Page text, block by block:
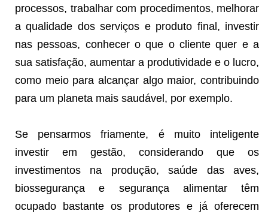
processos, trabalhar com procedimentos, melhorar
a qualidade dos serviços e produto final, investir
nas pessoas, conhecer o que o cliente quer e a
sua satisfação, aumentar a produtividade e o lucro,
como meio para alcançar algo maior, contribuindo
para um planeta mais saudável, por exemplo.
Se pensarmos friamente, é muito inteligente
investir em gestão, considerando que os
investimentos na produção, saúde das aves,
biossegurança e segurança alimentar têm
ocupado bastante os produtores e já oferecem